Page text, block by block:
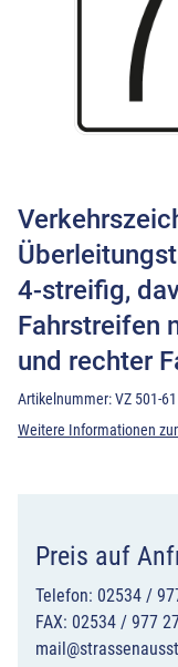
4-streifig,
Fahrstreifen
und rechter
Artikelnummer:VZ 501-61
Weitere Informationen
Preis auf
Telefon: 02534 /
FAX: 02534 / 977